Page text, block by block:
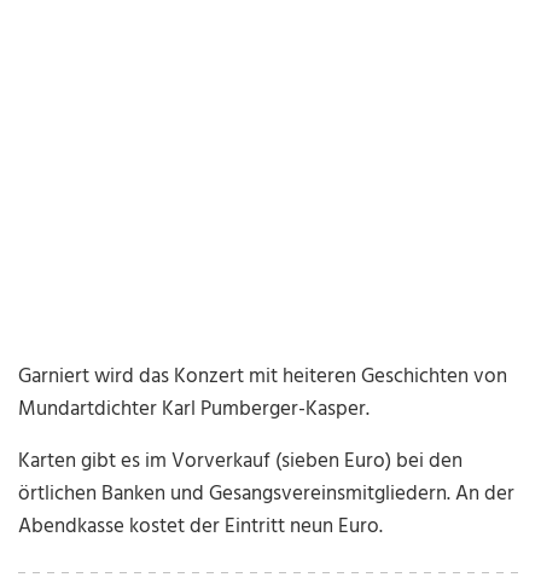
Garniert wird das Konzert mit heiteren Geschichten von
Mundartdichter Karl Pumberger-Kasper.
Karten gibt es im Vorverkauf (sieben Euro) bei den
örtlichen Banken und Gesangsvereinsmitgliedern. An der
Abendkasse kostet der Eintritt neun Euro.